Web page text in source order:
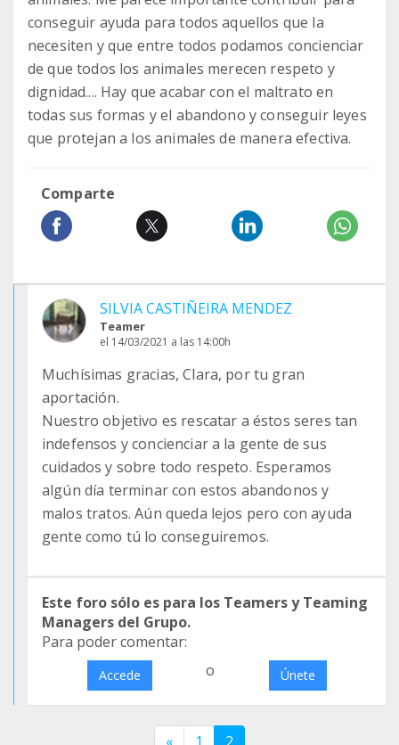
conseguir ayuda para todos aquellos que la
necesiten y que entre todos podamos concienciar
de que todos los animales merecen respeto y
dignidad.... Hay que acabar con el maltrato en
todas sus formas y el abandono y conseguir leyes
que protejan a los animales de manera efectiva.
Comparte
SILVIA CASTIÑEIRA MENDEZ
Teamer
el 14/03/2021 a las 14:00h
Muchísimas gracias, Clara, por tu gran
aportación.
Nuestro objetivo es rescatar a éstos seres tan
indefensos y concienciar a la gente de sus
cuidados y sobre todo respeto. Esperamos
algún día terminar con estos abandonos y
malos tratos. Aún queda lejos pero con ayuda
gente como tú lo conseguiremos.
Este foro sólo es para los Teamers y Teaming
Managers del Grupo.
Para poder comentar:
Accede o Únete